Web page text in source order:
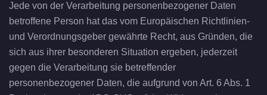
Jede von der Verarbeitung personenbezogener Daten
betroffene Person hat das vom Europäischen Richtlinien-
und Verordnungsgeber gewährte Recht, aus Gründen, die
sich aus ihrer besonderen Situation ergeben, jederzeit
gegen die Verarbeitung sie betreffender
personenbezogener Daten, die aufgrund von Art. 6 Abs. 1